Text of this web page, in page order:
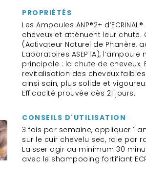
PROPRIÉTÉS
Les Ampoules ANP®2+
cheveux et atténuent leur chute.
(Activateur Naturel de Phanère,
Laboratoires ASEPTA),
principale : la chute de cheveux.
revitalisation des cheveux
ainsi sain, plus solide et
Efficacité prouvée dès 21 jours.
CONSEILS D'UTILISATION
3 fois par semaine, appliquer 1
sur le cuir chevelu sec, raie par
Laisser agir au minimum 30
avec le shampooing fortifiant